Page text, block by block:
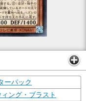
ーパック
ィング・ブラスト